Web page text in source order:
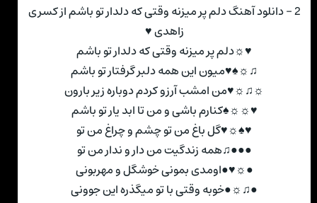
2 - دانلود آهنگ دلم پر میزنه وقتی که دلدار تو باشم از کسری
زاهدی ♥
♥☼دﻟﻢ ﭘﺮ ﻣﻴﺰﻧﻪ وﻗﺘﻰ ﻛﻪ دﻟﺪار ﺗﻮ ﺑﺎﺷﻢ
♫☼♠♥ﻣﻴﻮن اﻳﻦ ﻫﻤﻪ دﻟﺒﺮ ﮔﺮﻓﺘﺎر ﺗﻮ ﺑﺎﺷﻢ
☼♫☼♥ﻣﻦ اﻣﺸﺐ آرزو ﻛﺮدم دوﺑﺎره زﻳﺮ ﺑﺎرون
♥☼☼♠ﻛﻨﺎرم ﺑﺎﺷﻰ و ﻣﻦ ﺗﺎ اﺑﺪ ﻳﺎر ﺗﻮ ﺑﺎﺷﻢ
♥♠☼♥ﮔﻞ ﺑﺎغ ﻣﻦ ﺗﻮ ﭼﺸﻢ و ﭼﺮاغ ﻣﻦ ﺗﻮ
●●●♫ﻫﻤﻪ زﻧﺪﮔﻴﺖ ﻣﻦ دار و ﻧﺪار ﻣﻦ ﺗﻮ
●☼♥●اوﻣﺪی ﺑﻤﻮﻧﻰ ﺧﻮﺷﮕﻞ و ﻣﻬﺮﺑﻮﻧﻰ
●♫☼●ﺧﻮﺑﻪ وﻗﺘﻰ ﺑﺎ ﺗﻮ ﻣﻴﮕﺬره اﻳﻦ ﺟﻮوﻧﻰ